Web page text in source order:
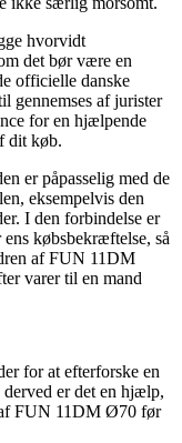
hvorvidt
det bør være en
officielle danske
gennemses af jurister
for en hjælpende
dit køb.
er påpasselig med de
eksempelvis den
I den forbindelse er
købsbekræftelse, så
af FUN 11DM
varer til en mand
for at efterforske en
er det en hjælp,
af FUN 11DM Ø70 før